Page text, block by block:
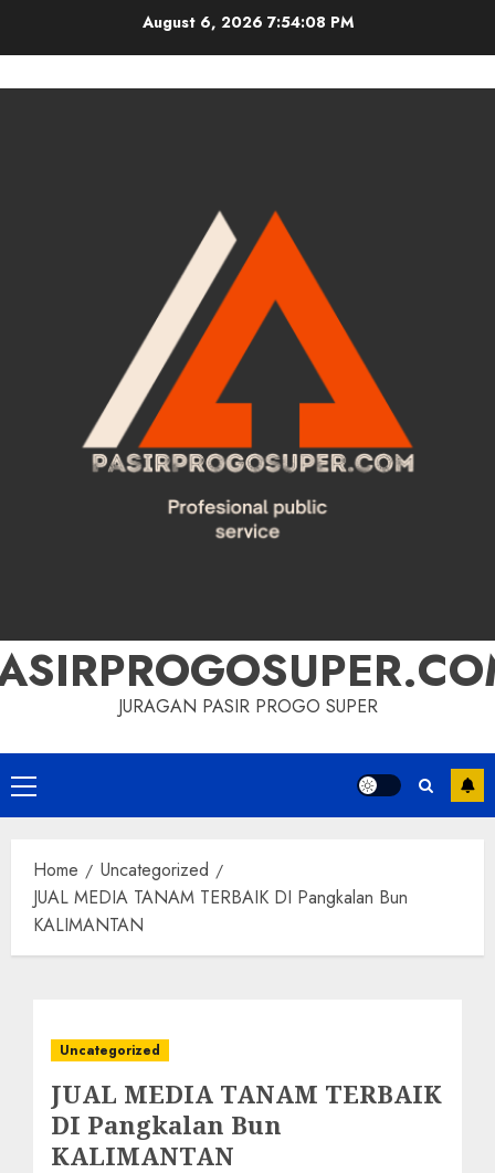
August 6, 2026 7:54:09 PM
JURAGAN PASIR PROGO SUPER
Primary
Menu
Home
Uncategorized
JUAL MEDIA TANAM TERBAIK DI Pangkalan Bun
KALIMANTAN
Uncategorized
JUAL MEDIA TANAM TERBAIK
DI Pangkalan Bun
KALIMANTAN